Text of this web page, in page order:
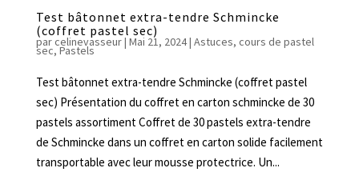
Test bâtonnet extra-tendre Schmincke
(coffret pastel sec)
parcelinevasseur| Mai 21, 2024| Astuces, cours de pastel
sec,Pastels
Test bâtonnet extra-tendre Schmincke (coffret pastel
sec) Présentation du coffret en carton schmincke de 30
pastels assortiment Coffret de 30 pastels extra-tendre
de Schmincke dans un coffret en carton solide facilement
transportable avec leur mousse protectrice. Un...